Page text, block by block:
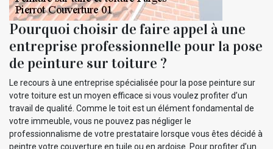
Pourquoi choisir de faire appel à une
entreprise professionnelle pour la pose
de peinture sur toiture ?
Le recours à une entreprise spécialisée pour la pose peinture sur
votre toiture est un moyen efficace si vous voulez profiter d’un
travail de qualité. Comme le toit est un élément fondamental de
votre immeuble, vous ne pouvez pas négliger le
professionnalisme de votre prestataire lorsque vous êtes décidé à
peintre votre couverture en tuile ou en ardoise. Pour profiter d’un